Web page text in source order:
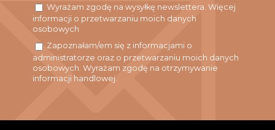
Wyrażam zgodę na wysyłkę newslettera. Więcej
informacji o przetwarzaniu moich danych
osobowych
Zapoznałam/em się z informacjami o
administratorze oraz o przetwarzaniu moich danych
osobowych. Wyrażam zgodę na otrzymywanie
informacji handlowej.